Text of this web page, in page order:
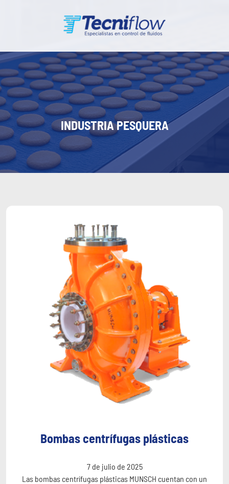
INDUSTRIA PESQUERA
Bombas centrífugas plásticas
7 de julio de 2025
Las bombas centrífugas plásticas MUNSCH cuentan con un